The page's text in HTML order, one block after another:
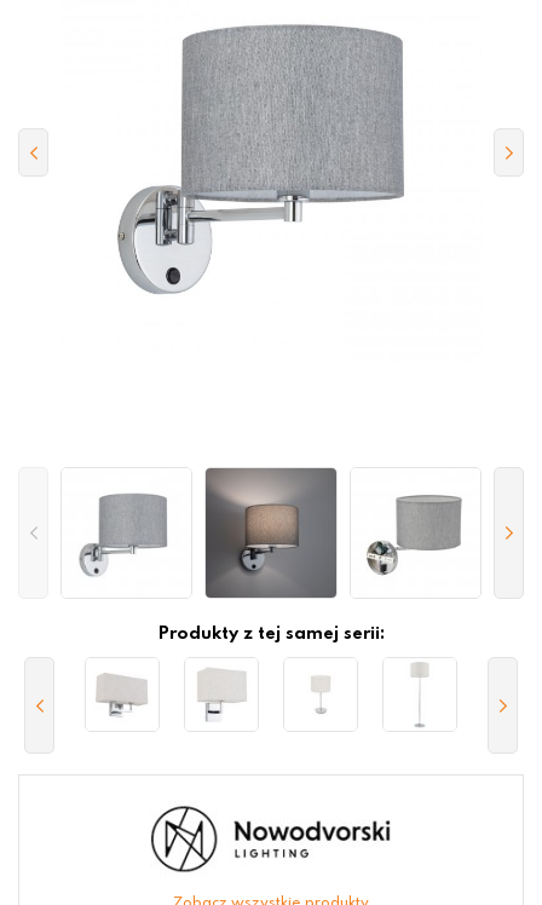
Produkty z tej samej serii: